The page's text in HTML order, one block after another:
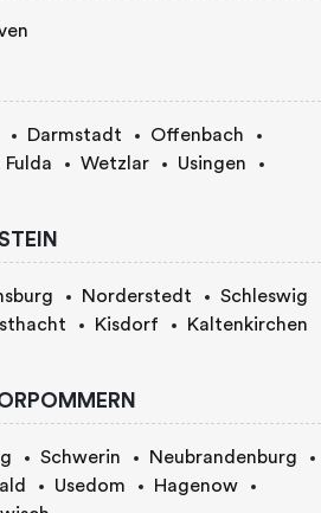
Darmstadt
Offenbach
Fulda Wetzlar
Usingen
Norderstedt
Schleswig
Kisdorf
Kaltenkirchen
Schwerin
Neubrandenburg
Usedom
Hagenow